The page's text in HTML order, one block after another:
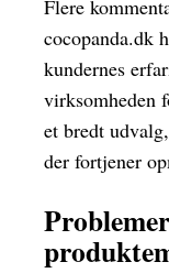
Flere
cocopanda.dk
kundernes
virksomheden
et bredt
der fortjener